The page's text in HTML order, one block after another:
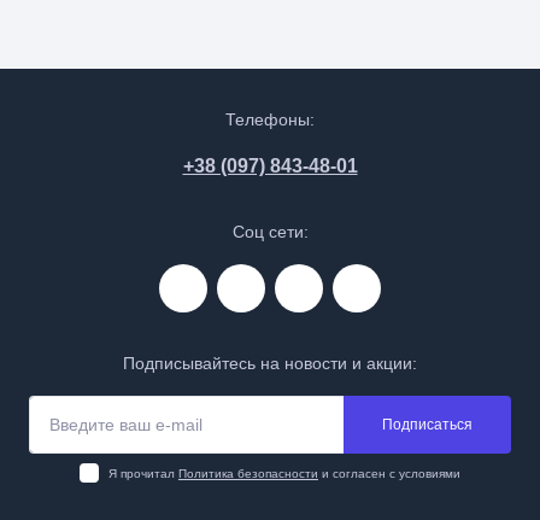
Телефоны:
+38 (097) 843-48-01
Соц сети:
Подписывайтесь на новости и акции:
Подписаться
Я прочитал Политика безопасности и согласен с условиями